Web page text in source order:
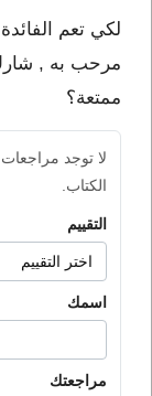
لكي تعم
مرحب به ,
ممتعة؟
لا توجد
الكتاب.
التقييم
اسمك
مراجعتك